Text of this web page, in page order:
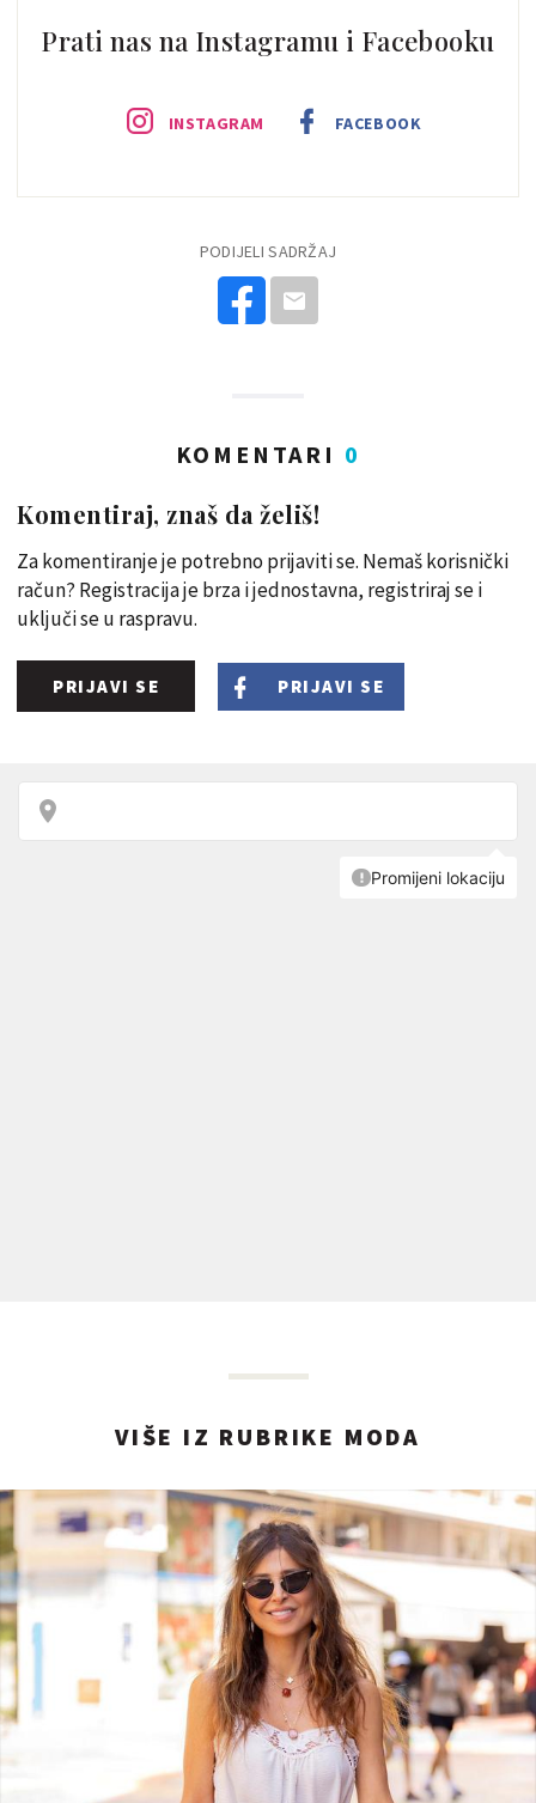
Prati nas na Instagramu i Facebooku
INSTAGRAM FACEBOOK
PODIJELI SADRŽAJ
KOMENTARI 0
Komentiraj, znaš da želiš!
Za komentiranje je potrebno prijaviti se. Nemaš korisnički
račun? Registracija je brza i jednostavna, registriraj se i
uključi se u raspravu.
PRIJAVI SE PRIJAVI SE
VIŠE IZ RUBRIKE MODA